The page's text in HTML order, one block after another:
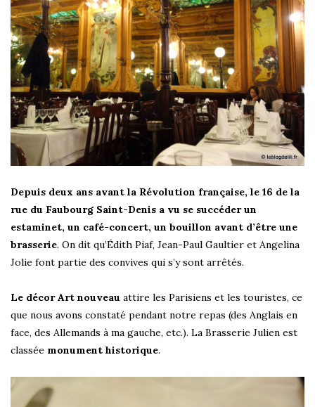
Depuis deux ans avant la Révolution française, le 16 de la
rue du Faubourg Saint-Denis a vu se succéder un
estaminet, un café-concert, un bouillon avant d’être une
brasserie. On dit qu’Édith Piaf, Jean-Paul Gaultier et Angelina
Jolie font partie des convives qui s’y sont arrêtés.
Le décor Art nouveau attire les Parisiens et les touristes, ce
que nous avons constaté pendant notre repas (des Anglais en
face, des Allemands à ma gauche, etc.). La Brasserie Julien est
classée monument historique.